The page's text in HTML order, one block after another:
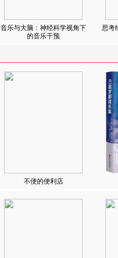
音乐与大脑：神经科学视角下
的音乐干预
思考
不便的便利店